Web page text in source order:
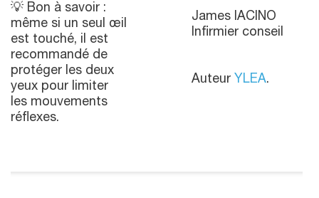
💡 Bon à savoir :
même si un seul œil
est touché, il est
recommandé de
protéger les deux
yeux pour limiter
les mouvements
réflexes.
James IACINO
Infirmier conseil
Auteur YLEA.